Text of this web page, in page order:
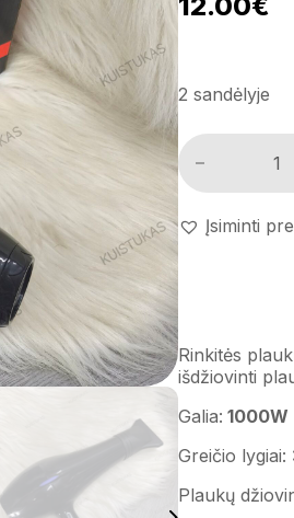
2 sandėlyje
Plaukų
Įsiminti
Rinkitės
išdžiovinti
Galia: 1000W
Greičio lygiai:
Plaukų